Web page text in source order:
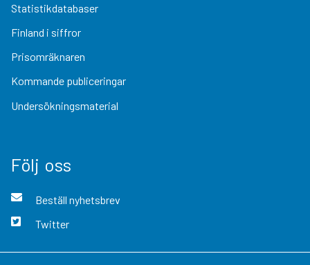
Statistikdatabaser
Finland i siffror
Prisomräknaren
Kommande publiceringar
Undersökningsmaterial
Följ oss
Beställ nyhetsbrev
Twitter